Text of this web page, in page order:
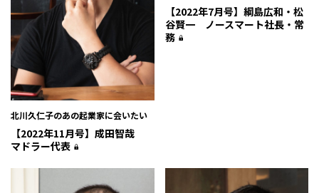
北川久仁子のあの起業家に会いたい
【2022年11月号】成田智哉
マドラー代表
【2022年7月号】綱島広和・松
谷賢一 ノースマート社長・常
務